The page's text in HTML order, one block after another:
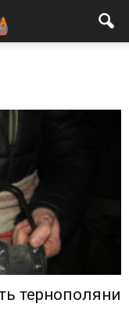
тернополяни